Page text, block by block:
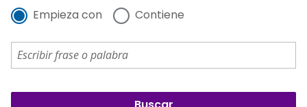
Empieza con Contiene